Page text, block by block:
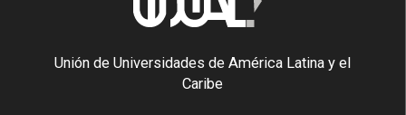
Unión de Universidades de América Latina y el
Caribe